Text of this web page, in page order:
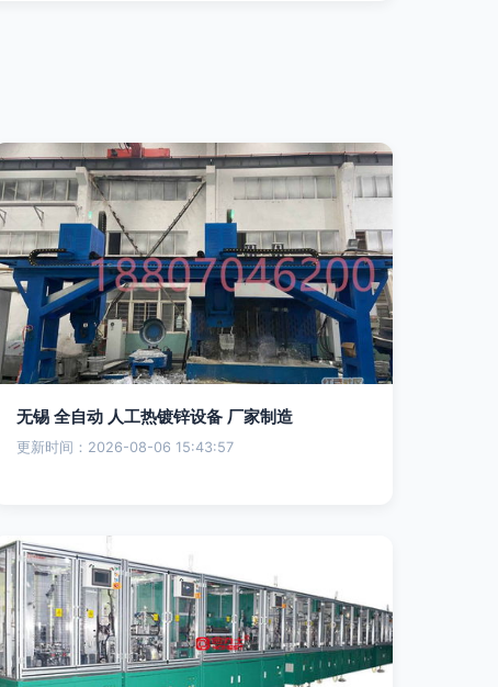
无锡 全自动 人工热镀锌设备 厂家制造
更新时间：2026-08-06 15:43:57